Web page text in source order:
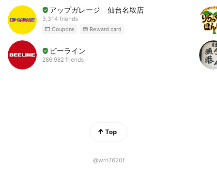
アップガレージ 仙台名取店
3,314 friends
Coupons Reward card
ビーライン
286,982 friends
Top
@wrh7620f